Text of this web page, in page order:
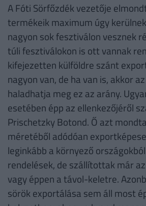
A Fóti Sörfőzdék vezetője
termékeik maximum úgy
nagyon sok fesztiválon vesznek
túli fesztiválokon is ott vannak
kifejezetten külföldre szánt
nagyon van, de ha van is, akkor
haladhatja meg ez az arány.
esetében épp az ellenkezőjéről
Prischetzky Botond. Ő azt
méretéből adódóan
leginkább a környező
rendelések, de szállítottak már
vagy éppen a távol-keletre.
sörök exportálása sem áll most